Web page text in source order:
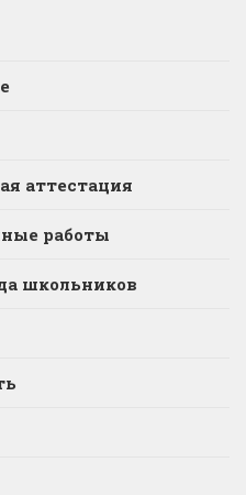
аттестация
работы
школьников